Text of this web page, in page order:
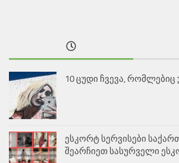
10 ცუდი ჩვევა,
ესკორტ სერვისები
შეარჩიეთ სასურველი